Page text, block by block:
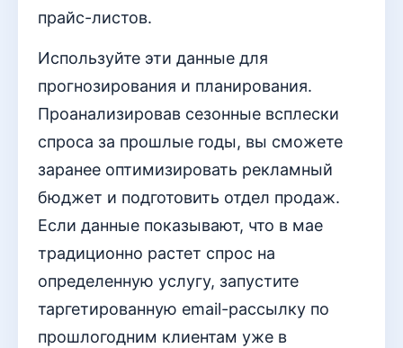
прайс-листов.
Используйте эти данные для
прогнозирования и планирования.
Проанализировав сезонные всплески
спроса за прошлые годы, вы сможете
заранее оптимизировать рекламный
бюджет и подготовить отдел продаж.
Если данные показывают, что в мае
традиционно растет спрос на
определенную услугу, запустите
таргетированную email-рассылку по
прошлогодним клиентам уже в